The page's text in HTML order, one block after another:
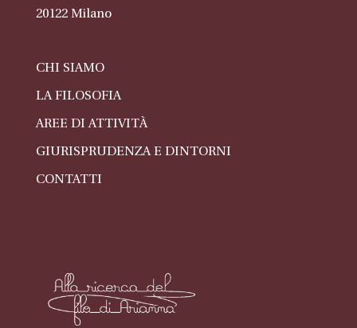
20122 Milano
CHI SIAMO
LA FILOSOFIA
AREE DI ATTIVITÀ
GIURISPRUDENZA E DINTORNI
CONTATTI